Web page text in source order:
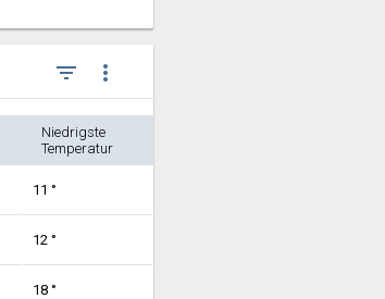
filter_list more_vert
Niedrigste
Temperatur
11 °
12 °
18 °